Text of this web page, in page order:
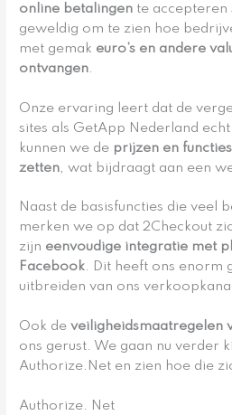
online betalingen te accepteren
geweldig om te zien hoe
met gemak euro’s en andere
ontvangen.
Onze ervaring leert dat de
sites als GetApp Nederland
kunnen we de prijzen en
zetten, wat bijdraagt aan een
Naast de basisfuncties die veel
merken we op dat 2Checkout
zijn eenvoudige integratie met
Facebook. Dit heeft ons enorm
uitbreiden van ons
Ook deveiligheidsmaatregelen
ons gerust. We gaan nu verder
Authorize.Net en zien hoe die
Authorize. Net